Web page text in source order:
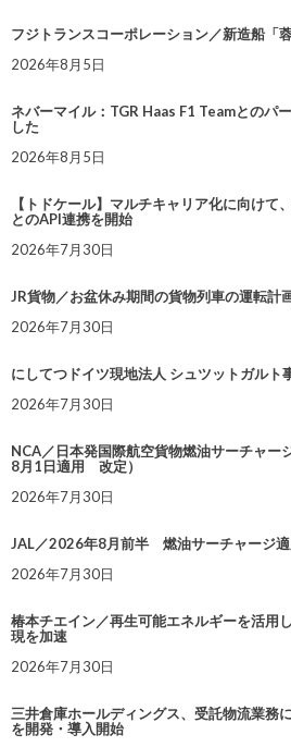
フジトランスコーポレーション／新造船「
2026年8月5日
ネバーマイル：TGR Haas F1 Teamとのパ
した
2026年8月5日
【トドケール】マルチキャリア化に向け
とのAPI連携を開始
2026年7月30日
JR貨物／お盆休み期間の貨物列車の運転計
2026年7月30日
にしてつドイツ現地法人 シュツットガルト
2026年7月30日
NCA／日本発国際航空貨物燃油サーチャー
8月1日適用 改定）
2026年7月30日
JAL／2026年8月前半 燃油サーチャージ適
2026年7月30日
椿本チエイン／再生可能エネルギーを活用
現を加速
2026年7月30日
三井倉庫ホールディングス、受託物流業務
を開発・導入開始